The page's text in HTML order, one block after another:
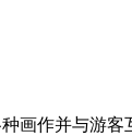
画作并与游